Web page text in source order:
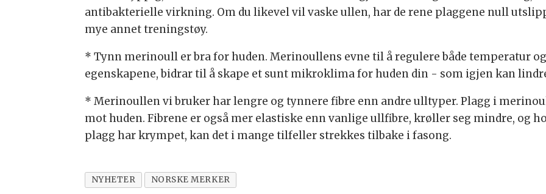
antibakterielle virkning. Om du likevel vil vaske ullen, har de rene plaggene null
mye annet treningstøy.
* Tynn merinoull er bra for huden. Merinoullens evne til å regulere både temperatur
egenskapene, bidrar til å skape et sunt mikroklima for huden din - som igjen kan
* Merinoullen vi bruker har lengre og tynnere fibre enn andre ulltyper. Plagg i
mot huden. Fibrene er også mer elastiske enn vanlige ullfibre, krøller seg mindre, og
plagg har krympet, kan det i mange tilfeller strekkes tilbake i fasong.
NYHETER NORSKE MERKER